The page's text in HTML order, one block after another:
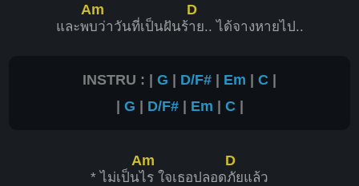
และพ
Am
บว่าวันที่เป็นฝันร้
D
าย.. ได้จางหายไป..
INSTRU : | G | D/F# | Em | C |
| G | D/F#| Em | C |
* ไม่เป็น
Am
ไร ใจเธอปลอด
D
ภัยแล้ว